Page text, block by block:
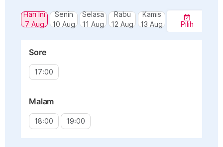
Hari Ini
7 Aug
Senin
10 Aug
Selasa
11 Aug
Rabu
12 Aug
Kamis
13 Aug
Pilih
Sore
17:00
Malam
18:00 19:00